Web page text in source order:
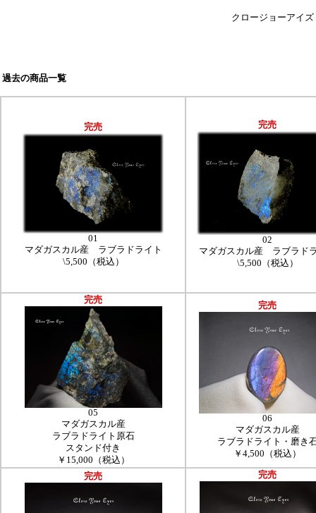
クロージョーアイ
過去の商品一覧
完売
01
マダガスカル産 ラブラドライト
\5,500（税込）
完売
02
マダガスカル産 ラブラド
\5,500（税込）
完売
05
マダガスカル産
ラブラドライト原石
スタンド付き
￥15,000（税込）
完売
06
マダガスカル産
ラブラドライト・磨き
￥4,500（税込）
完売 完売